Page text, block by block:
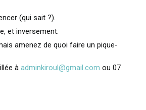
(qui sait ?).
et inversement.
amenez de quoi faire un pique-
à adminkiroul@gmail.com ou 07